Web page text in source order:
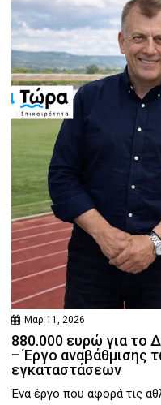
Μαρ 11, 2026
880.000 ευρώ για το
– Έργο αναβάθμισης
εγκαταστάσεων
Ένα έργο που αφορά τις